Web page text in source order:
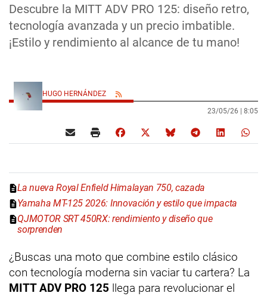
Descubre la MITT ADV PRO 125: diseño retro,
tecnología avanzada y un precio imbatible.
¡Estilo y rendimiento al alcance de tu mano!
HUGO HERNÁNDEZ
23/05/26 | 8:05
La nueva Royal Enfield Himalayan 750, cazada
Yamaha MT-125 2026: Innovación y estilo que impacta
QJMOTOR SRT 450RX: rendimiento y diseño que
sorprenden
¿Buscas una moto que combine estilo clásico
con tecnología moderna sin vaciar tu cartera? La
MITT ADV PRO 125 llega para revolucionar el